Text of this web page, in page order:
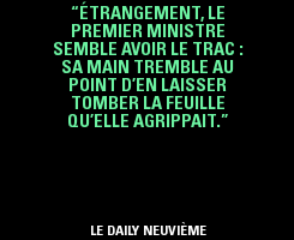
“ÉTRANGEMENT, LE
PREMIER MINISTRE
SEMBLE AVOIR LE TRAC :
SA MAIN TREMBLE AU
POINT D’EN LAISSER
TOMBER LA FEUILLE
QU’ELLE AGRIPPAIT.”
LE DAILY NEUVIÈME